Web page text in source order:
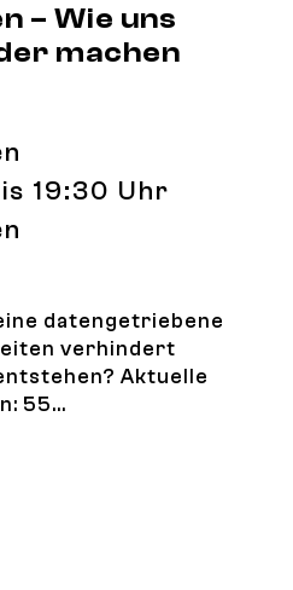
– Wie uns
machen
19:30 Uhr
datengetriebene
verhindert
Aktuelle
55...